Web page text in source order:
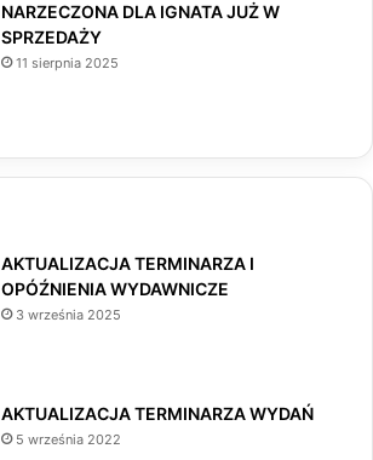
NARZECZONA DLA IGNATA JUŻ W
SPRZEDAŻY
11 sierpnia 2025
AKTUALIZACJA TERMINARZA I
OPÓŹNIENIA WYDAWNICZE
3 września 2025
AKTUALIZACJA TERMINARZA WYDAŃ
5 września 2022